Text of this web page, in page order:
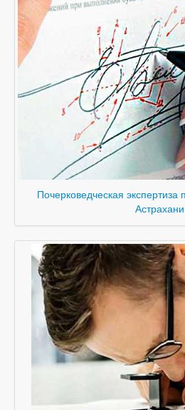
Почерковедческая экспертиза
Астрахани